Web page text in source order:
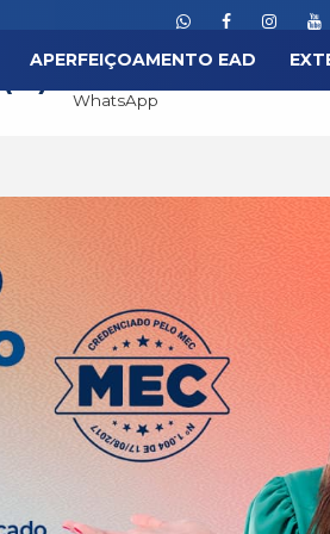
(31)
APERFEIÇOAMENTO EAD